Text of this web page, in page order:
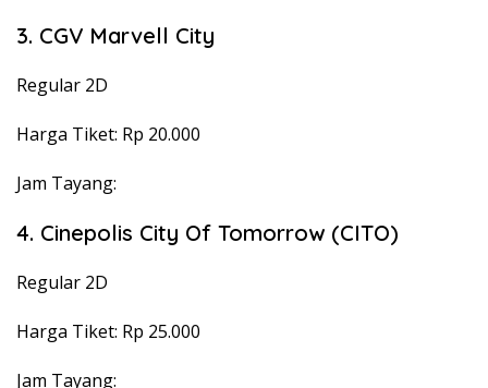
3. CGV Marvell City
Regular 2D
Harga Tiket: Rp 20.000
Jam Tayang:
4. Cinepolis City Of Tomorrow (CITO)
Regular 2D
Harga Tiket: Rp 25.000
Jam Tayang: